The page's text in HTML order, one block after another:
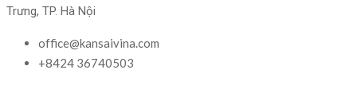
Trưng, TP. Hà Nội
office@kansaivina.com
+8424 36740503